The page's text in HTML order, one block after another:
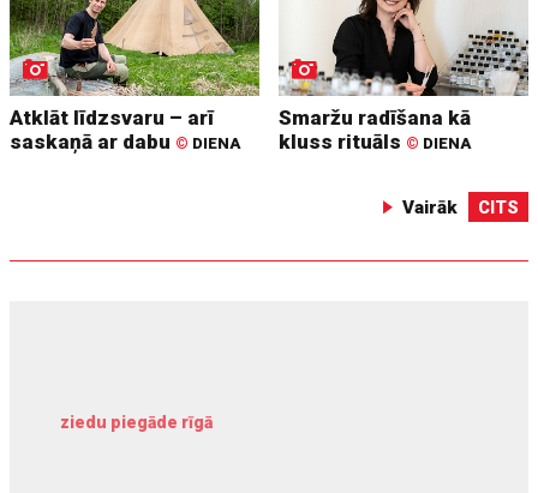
Atklāt līdzsvaru – arī
saskaņā ar dabu © DIENA
Smaržu radīšana kā
kluss rituāls © DIENA
Vairāk CITS
ziedu piegāde rīgā